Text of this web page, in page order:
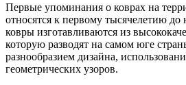
Первые упоминания о коврах на
относятся к первому тысячелетию
ковры изготавливаются из
которую разводят на самом юге
разнообразием дизайна,
геометрических узоров.